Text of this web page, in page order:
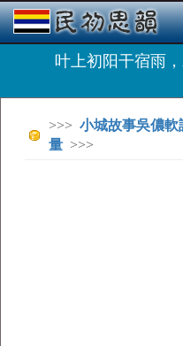
叶上初阳干宿雨
>>> 小城故事吳儂軟
量 >>>